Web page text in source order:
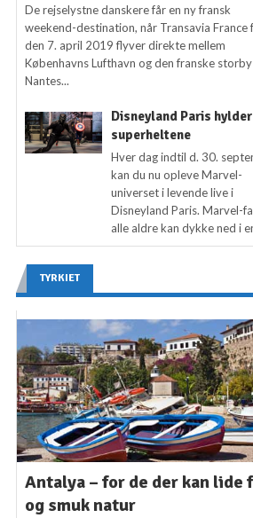
De rejselystne danskere får en ny fransk
weekend-destination, når Transavia France
den 7. april 2019 flyver direkte mellem
Københavns Lufthavn og den franske storby
Nantes...
Disneyland Paris hylder
superheltene
Hver dag indtil d. 30.
kan du nu opleve Marvel-
universet i levende live i
Disneyland Paris. Marvel-
alle aldre kan dykke ned i
TYRKIET
Antalya – for de der kan lide
og smuk natur